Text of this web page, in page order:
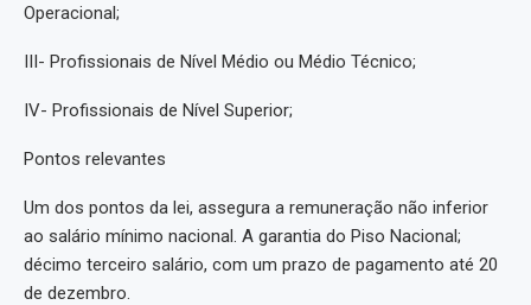
Operacional;
III- Profissionais de Nível Médio ou Médio Técnico;
IV- Profissionais de Nível Superior;
Pontos relevantes
Um dos pontos da lei, assegura a remuneração não inferior
ao salário mínimo nacional. A garantia do Piso Nacional;
décimo terceiro salário, com um prazo de pagamento até 20
de dezembro.